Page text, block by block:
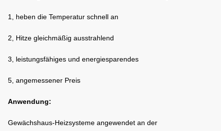
Kraftstoffverbrauch 3,6 L /hr
Heizfläche: 295m ²
Ununterbrochene
Steuerung:
1, heben die Temperatur schnell an
2, Hitze gleichmäßig ausstrahlend
3, leistungsfähiges und energiesparendes
5, angemessener Preis
Anwendung:
Gewächshaus-Heizsysteme angewendet an der